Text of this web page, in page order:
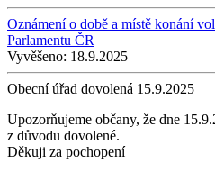
Oznámení o době a místě konání
Parlamentu ČR
Vyvěšeno: 18.9.2025
Obecní úřad dovolená 15.9.2025
Upozorňujeme občany, že dne
z důvodu dovolené.
Děkuji za pochopení